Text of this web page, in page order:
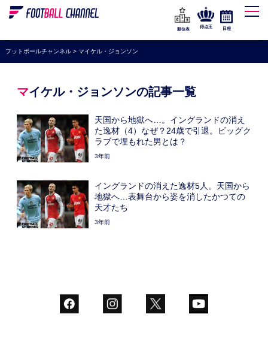
WEリーグ
海外サッカー
プレミアリーグ
ラ・リーガ
ブンデスリーガ
UEFA
高校サッカー
動画
順位表
得点王 日程
フットボールチャンネル> マイケル・ジョンソン
マイケル・ジョンソンの記事一覧
天国から地獄へ…。イングランドの消え
た逸材（4）なぜ？24歳で引退。ビッグク
ラブで埋もれた男とは？
3年前
イングランドの消えた逸材5人。天国から
地獄へ…表舞台から姿を消したかつての
天才たち
3年前